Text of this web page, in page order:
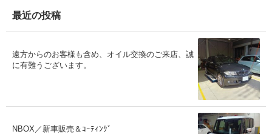
ブ
最近の投稿
遠方からのお客様も含め、オイル交換のご来店、誠
に有難うございます。
NBOX／新車販売＆ｺｰﾃｨﾝｸﾞ